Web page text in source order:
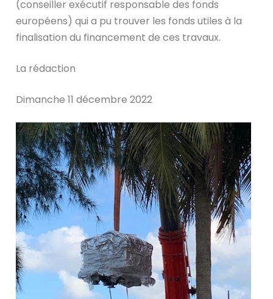
(conseiller exécutif responsable des fonds
européens) qui a pu trouver les fonds utiles à la
finalisation du financement de ces travaux.
La rédaction
Dimanche 11 décembre 2022